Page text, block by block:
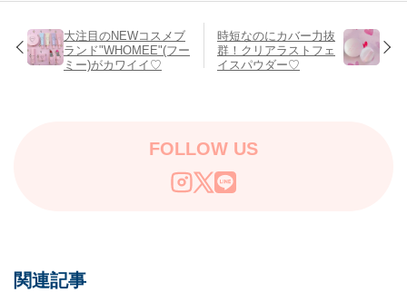
大注目のNEWコスメブ
ランド"WHOMEE"(フー
ミー)がカワイイ♡
時短なのにカバー力抜
群！クリアラストフェ
イスパウダー♡
FOLLOW US
関連記事